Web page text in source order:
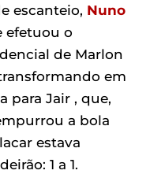
escanteio, Nuno
efetuou o
de Marlon
em
para Jair , que,
a bola
estava
1 a 1.